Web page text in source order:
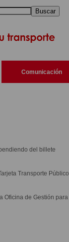
Buscar
Comunicación
del billete
Transporte Público
Oficina de Gestión para